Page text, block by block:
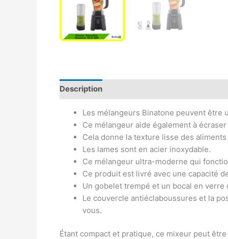
Description
Les mélangeurs Binatone peuvent être
Ce mélangeur aide également à
Cela donne la texture lisse des
Les lames sont en acier inoxydable.
Ce mélangeur ultra-moderne qui
Ce produit est livré avec une capacité
Un gobelet trempé et un bocal en
Le couvercle antiéclaboussures et la
vous.
Étant compact et pratique, ce mixeur peut